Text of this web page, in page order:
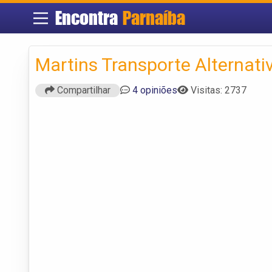
Encontra Parnaíba
Martins Transporte
Compartilhar 4 opiniões Visitas: 2737